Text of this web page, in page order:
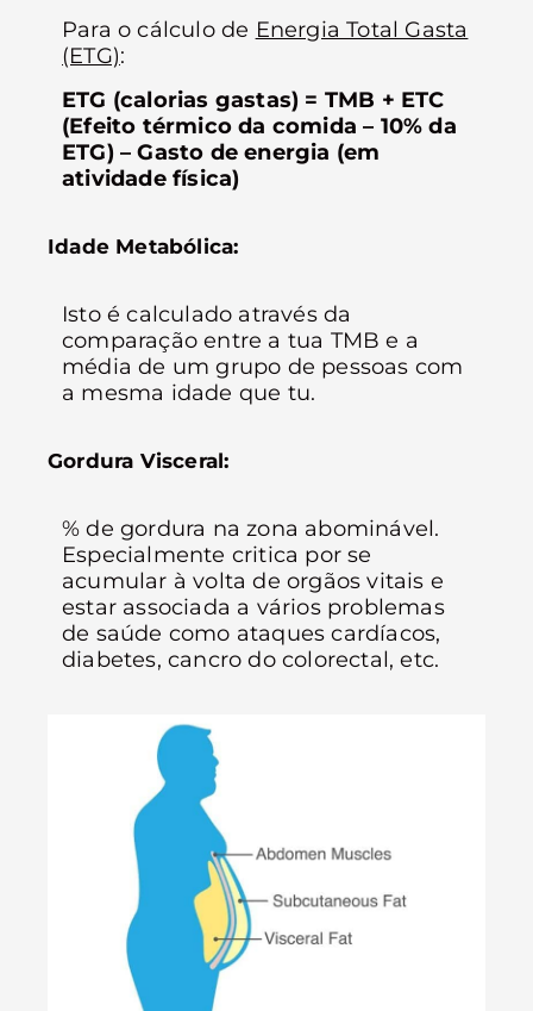
Para o cálculo de Energia Total Gasta
(ETG):
ETG (calorias gastas) = TMB + ETC
(Efeito térmico da comida – 10% da
ETG) – Gasto de energia (em
atividade física)
Idade Metabólica:
Isto é calculado através da
comparação entre a tua TMB e a
média de um grupo de pessoas com
a mesma idade que tu.
Gordura Visceral:
% de gordura na zona abominável.
Especialmente critica por se
acumular à volta de orgãos vitais e
estar associada a vários problemas
de saúde como ataques cardíacos,
diabetes, cancro do colorectal, etc.